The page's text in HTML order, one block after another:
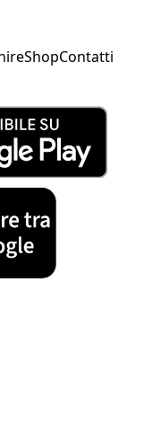
ShopContatti